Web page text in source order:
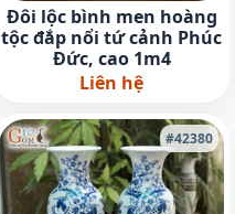
Đôi lộc bình men hoàng
tộc đắp nổi tứ cảnh Phúc
Đức, cao 1m4
Liên hệ
#42380